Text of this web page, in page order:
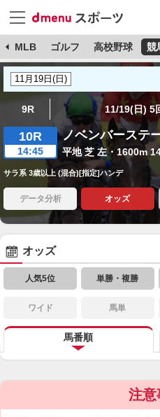
MLB ゴルフ 高校野球 競
9R 11/19(日) 5
10R
14:45
ノベンバーステ
平地 芝 左・1600m
サラ系 3歳以上 (混合)[指定]ハンデ
データ分析 オッズ
オッズ
人気5位 単勝・複勝
ワイド 馬単
馬番順
注意